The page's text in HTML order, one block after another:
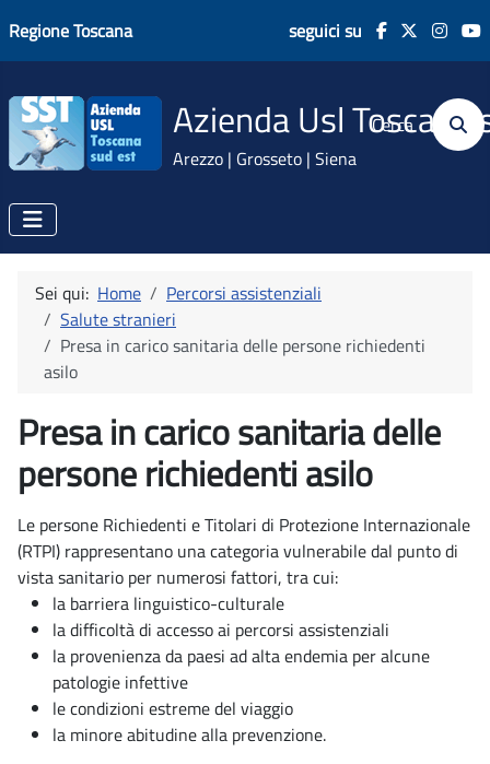
Regione Toscana seguici su
Azienda Usl Toscana
Arezzo | Grosseto | Siena
Cerca
Sei qui: Home
Percorsi assistenziali
Salute stranieri
Presa in carico sanitaria delle persone richiedenti
asilo
Presa in carico sanitaria delle
persone richiedenti asilo
Le persone Richiedenti e Titolari di Protezione Internazionale
(RTPI) rappresentano una categoria vulnerabile dal punto di
vista sanitario per numerosi fattori, tra cui:
la barriera linguistico-culturale
la difficoltà di accesso ai percorsi assistenziali
la provenienza da paesi ad alta endemia per alcune
patologie infettive
le condizioni estreme del viaggio
la minore abitudine alla prevenzione.